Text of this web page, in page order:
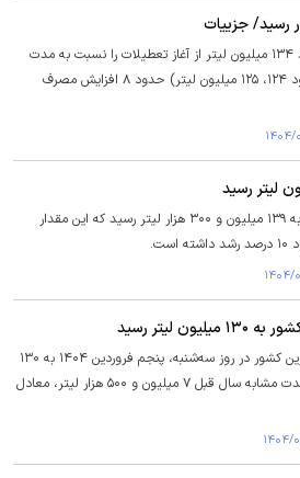
وزیر نفت گفت: اگر مصرف متوسط ۱۳۴ میلیون لیتر از آغاز تعطیلات را نسبت به مدت
مشابه پارسال مبنا قرار دهیم (حدود ۱۲۴، ۱۲۵ میلیون لیتر) حدود ۸ افزایش مصرف
مصرف بنزین کشور در روز گذشته به ۱۳۹ میلیون و ۳۰۰ هزار لیتر رسید که این مقدار
لیتر رسید
وزارت نفت اعلام کرد که مصرف بنزین کشور در روز سه‌شنبه، پنجم فروردین ۱۴۰۴ به ۱۳۰
میلیون لیتر رسید که این رقم در مدت مشابه سال قبل ۷ میلیون و ۵۰۰ هزار لیتر، معادل